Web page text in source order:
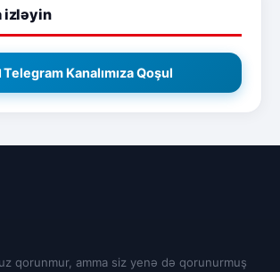
izləyin
Telegram Kanalımıza Qoşul
qorunmur, amma siz yenə də qorunurmuş